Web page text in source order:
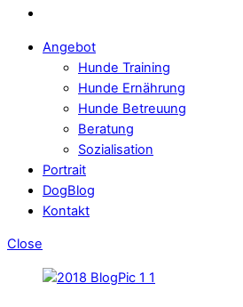
Angebot
Hunde Training
Hunde Ernährung
Hunde Betreuung
Beratung
Sozialisation
Portrait
DogBlog
Kontakt
Close